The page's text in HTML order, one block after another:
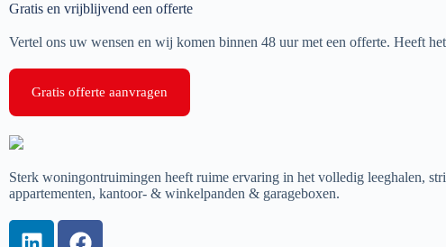
Gratis en vrijblijvend een offerte
Vertel ons uw wensen en wij komen binnen 48 uur met een offerte. Heeft het
Gratis offerte aanvragen
Sterk woningontruimingen heeft ruime ervaring in het volledig leeghalen,
appartementen, kantoor- & winkelpanden & garageboxen.